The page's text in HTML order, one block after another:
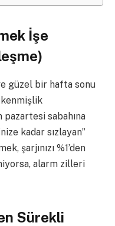
İşe
güzel bir hafta sonu
pazartesi sabahına
kadar sızlayan”
şarjınızı %1’den
alarm zilleri
Sürekli